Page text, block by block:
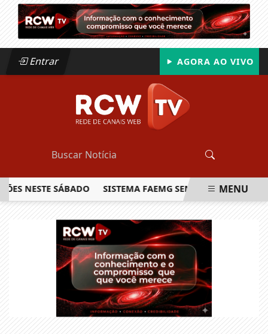
Entrar AGORA AO VIVO
SÁBADO SISTEMA FAEMG SENAR LANÇA OMENU